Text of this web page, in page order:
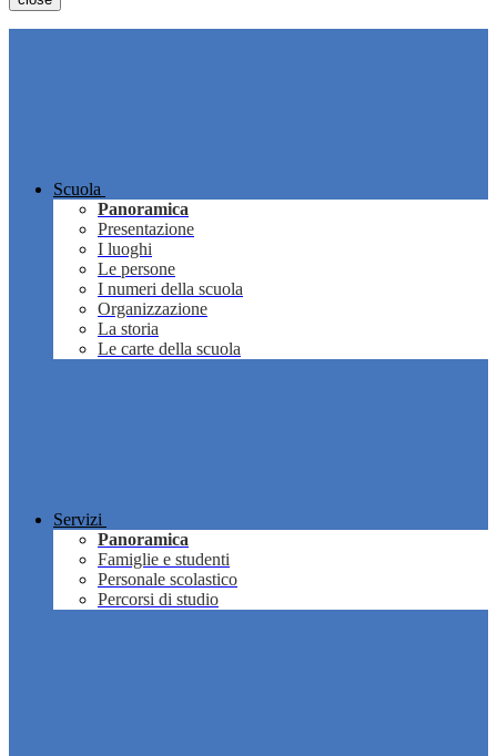
Scuola
Panoramica
Presentazione
I luoghi
Le persone
I numeri della scuola
Organizzazione
La storia
Le carte della scuola
Servizi
Panoramica
Famiglie e studenti
Personale scolastico
Percorsi di studio